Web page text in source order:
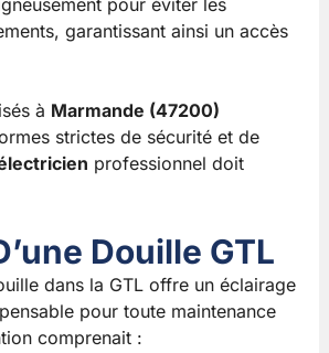
pour éviter les
garantissant ainsi un accès
à Marmande (47200)
strictes de sécurité et de
professionnel doit
Douille GTL
dans la GTL offre un éclairage
pour toute maintenance
comprenait :